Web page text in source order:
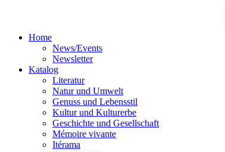
Home
News/Events
Newsletter
Katalog
Literatur
Natur und Umwelt
Genuss und Lebensstil
Kultur und Kulturerbe
Geschichte und Gesellschaft
Mémoire vivante
Itérama